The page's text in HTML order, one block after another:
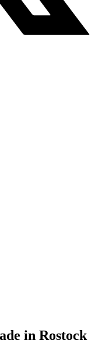
in Rostock